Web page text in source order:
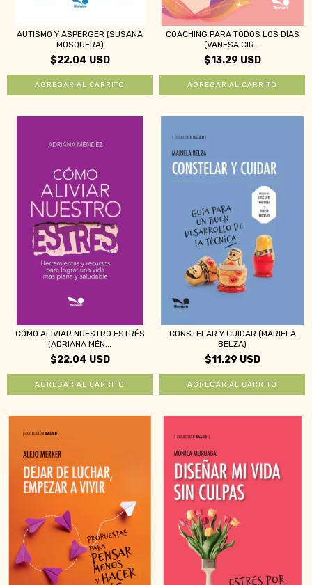
AUTISMO Y ASPERGER (SUSANA
MOSQUERA)
$22.04 USD
COACHING PARA TODOS LOS DÍAS
(VANESA CIR...
$13.29 USD
CÓMO ALIVIAR NUESTRO ESTRÉS
(ADRIANA MÉN...
$22.04 USD
CONSTELAR Y CUIDAR (MARIELA
BELZA)
$11.29 USD